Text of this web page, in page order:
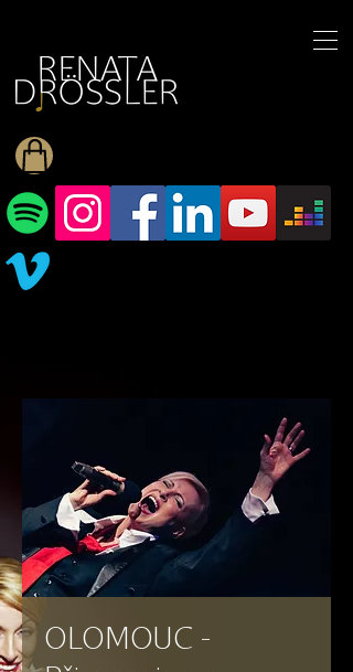
OLOMOUC -